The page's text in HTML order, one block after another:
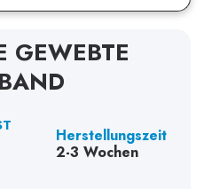
GEWEBTE
Herstellungszeit
2-3 Wochen